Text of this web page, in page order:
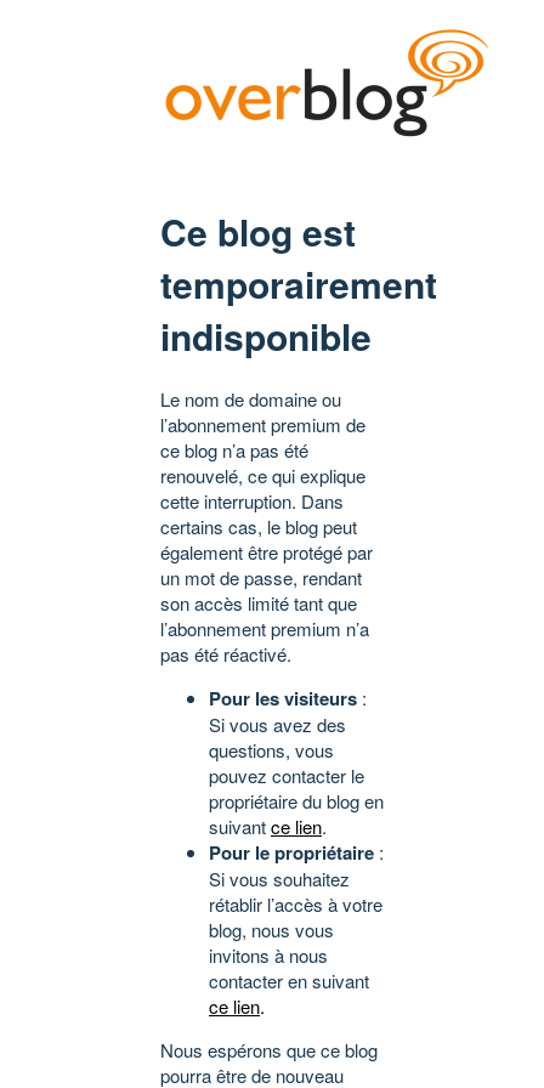
Ce blog est
temporairement
indisponible
Le nom de domaine ou
l’abonnement premium de
ce blog n’a pas été
renouvelé, ce qui explique
cette interruption. Dans
certains cas, le blog peut
également être protégé par
un mot de passe, rendant
son accès limité tant que
l’abonnement premium n’a
pas été réactivé.
Pour les visiteurs :
Si vous avez des
questions, vous
pouvez contacter le
propriétaire du blog en
suivantce lien.
Pour le propriétaire :
Si vous souhaitez
rétablir l’accès à votre
blog, nous vous
invitons à nous
contacter en suivant
ce lien.
Nous espérons que ce blog
pourra être de nouveau